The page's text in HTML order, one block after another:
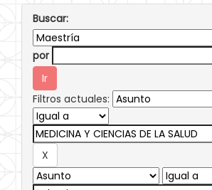
Buscar:
por
Filtros actuales: